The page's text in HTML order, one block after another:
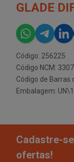
GLADE
Código: 256225
Código NCM:
Código de Barras
Embalagem: UN\1
Cadastre-
ofertas!